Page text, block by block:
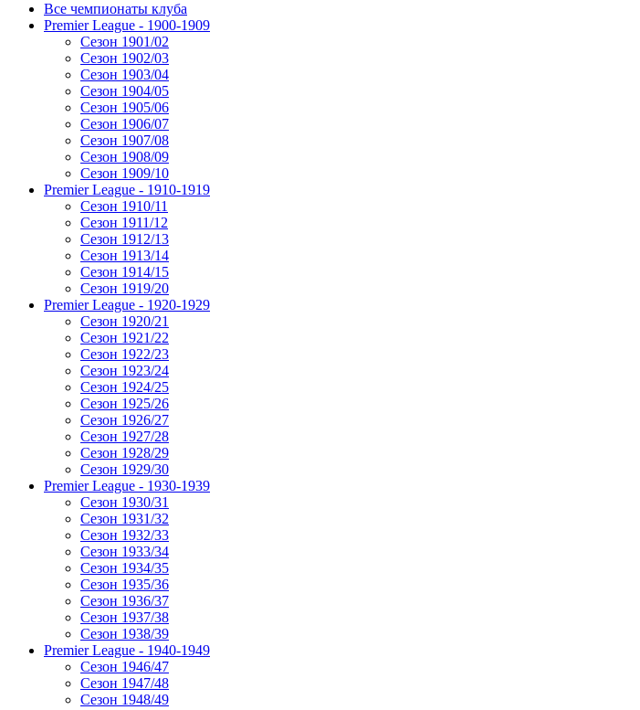
Все чемпионаты клуба
Premier League - 1900-1909
Сезон 1901/02
Сезон 1902/03
Сезон 1903/04
Сезон 1904/05
Сезон 1905/06
Сезон 1906/07
Сезон 1907/08
Сезон 1908/09
Сезон 1909/10
Premier League - 1910-1919
Сезон 1910/11
Сезон 1911/12
Сезон 1912/13
Сезон 1913/14
Сезон 1914/15
Сезон 1919/20
Premier League - 1920-1929
Сезон 1920/21
Сезон 1921/22
Сезон 1922/23
Сезон 1923/24
Сезон 1924/25
Сезон 1925/26
Сезон 1926/27
Сезон 1927/28
Сезон 1928/29
Сезон 1929/30
Premier League - 1930-1939
Сезон 1930/31
Сезон 1931/32
Сезон 1932/33
Сезон 1933/34
Сезон 1934/35
Сезон 1935/36
Сезон 1936/37
Сезон 1937/38
Сезон 1938/39
Premier League - 1940-1949
Сезон 1946/47
Сезон 1947/48
Сезон 1948/49